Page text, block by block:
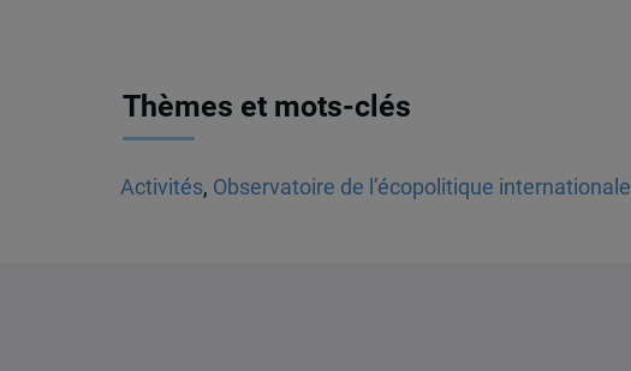
Thèmes et mots-clés
Activités, Observatoire de l’écopolitique internationale